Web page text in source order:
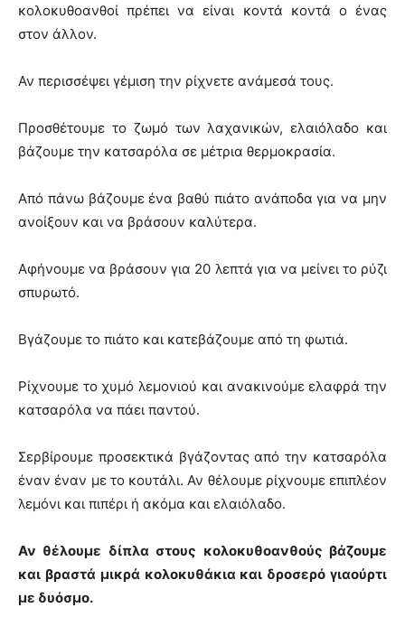
κολοκυθοανθοί πρέπει να είναι κοντά κοντά ο ένας
στον άλλον.
Αν περισσέψει γέμιση την ρίχνετε ανάμεσά τους.
Προσθέτουμε το ζωμό των λαχανικών, ελαιόλαδο και
βάζουμε την κατσαρόλα σε μέτρια θερμοκρασία.
Από πάνω βάζουμε ένα βαθύ πιάτο ανάποδα για να μην
ανοίξουν και να βράσουν καλύτερα.
Αφήνουμε να βράσουν για 20 λεπτά για να μείνει το ρύζι
σπυρωτό.
Βγάζουμε το πιάτο και κατεβάζουμε από τη φωτιά.
Ρίχνουμε το χυμό λεμονιού και ανακινούμε ελαφρά την
κατσαρόλα να πάει παντού.
Σερβίρουμε προσεκτικά βγάζοντας από την κατσαρόλα
έναν έναν με το κουτάλι. Αν θέλουμε ρίχνουμε επιπλέον
λεμόνι και πιπέρι ή ακόμα και ελαιόλαδο.
Αν θέλουμε δίπλα στους κολοκυθοανθούς βάζουμε
και βραστά μικρά κολοκυθάκια και δροσερό γιαούρτι
με δυόσμο.